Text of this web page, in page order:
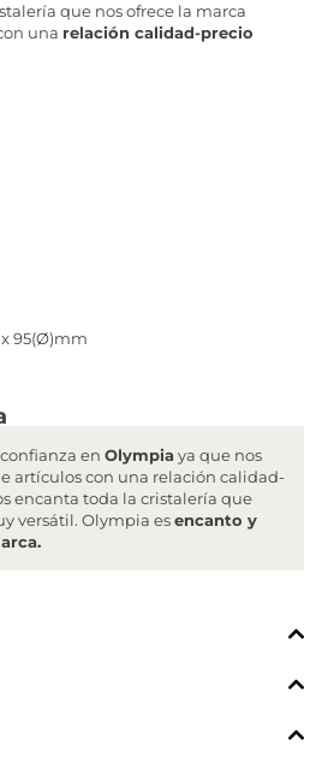
que nos ofrece la marca
una relación calidad-precio
x 95(Ø)mm
en Olympia ya que nos
artículos con una relación calidad-
encanta toda la cristalería que
versátil. Olympia esencanto y